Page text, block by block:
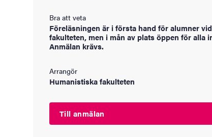
Bra att veta
Föreläsningen är i första hand för alumner
fakulteten, men i mån av plats öppen för alla
Anmälan krävs.
Arrangör
Humanistiska fakulteten
Till anmälan